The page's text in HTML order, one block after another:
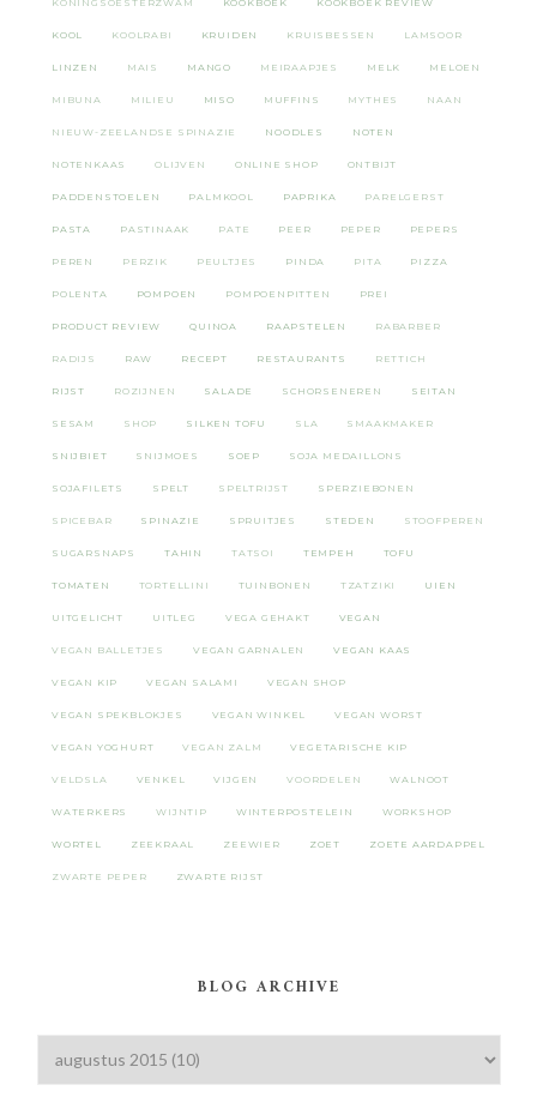
KOOL KOOLRABI KRUIDEN KRUISBESSEN LAMSOOR
LINZEN MAIS MANGO MEIRAAPJES MELK MELOEN
MIBUNA MILIEU MISO MUFFINS MYTHES NAAN
NIEUW-ZEELANDSE SPINAZIE NOODLES NOTEN
NOTENKAAS OLIJVEN ONLINE SHOP ONTBIJT
PADDENSTOELEN PALMKOOL PAPRIKA PARELGERST
PASTA PASTINAAK PATE PEER PEPER PEPERS
PEREN PERZIK PEULTJES PINDA PITA PIZZA
POLENTA POMPOEN POMPOENPITTEN PREI
PRODUCT REVIEW QUINOA RAAPSTELEN RABARBER
RADIJS RAW RECEPT RESTAURANTS RETTICH
RIJST ROZIJNEN SALADE SCHORSENEREN SEITAN
SESAM SHOP SILKEN TOFU SLA SMAAKMAKER
SNIJBIET SNIJMOES SOEP SOJA MEDAILLONS
SOJAFILETS SPELT SPELTRIJST SPERZIEBONEN
SPICEBAR SPINAZIE SPRUITJES STEDEN STOOFPEREN
SUGARSNAPS TAHIN TATSOI TEMPEH TOFU
TOMATEN TORTELLINI TUINBONEN TZATZIKI UIEN
UITGELICHT UITLEG VEGA GEHAKT VEGAN
VEGAN BALLETJES VEGAN GARNALEN VEGAN KAAS
VEGAN KIP VEGAN SALAMI VEGAN SHOP
VEGAN SPEKBLOKJES VEGAN WINKEL VEGAN WORST
VEGAN YOGHURT VEGAN ZALM VEGETARISCHE KIP
VELDSLA VENKEL VIJGEN VOORDELEN WALNOOT
WATERKERS WIJNTIP WINTERPOSTELEIN WORKSHOP
WORTEL ZEEKRAAL ZEEWIER ZOET ZOETE AARDAPPEL
ZWARTE PEPER ZWARTE RIJST
BLOG ARCHIVE